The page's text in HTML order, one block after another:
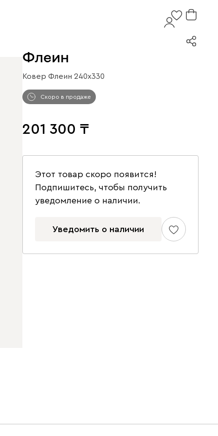
Флеин
Ковер Флеин 240x330
Скоро в продаже
201 300
Этот товар скоро появится!
Подпишитесь, чтобы получить
уведомление о наличии.
Уведомить о наличии